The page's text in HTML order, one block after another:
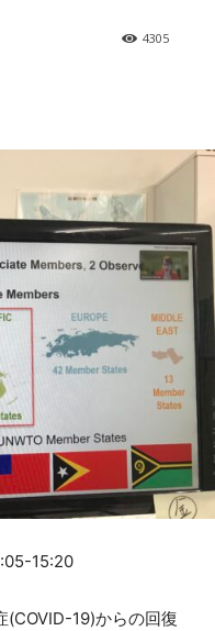
4305
15:20
(COVID-19)からの回復